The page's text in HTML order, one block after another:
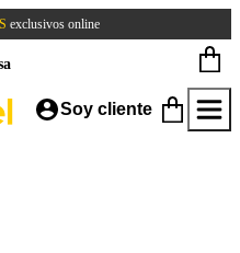
exclusivos online
Soy cliente